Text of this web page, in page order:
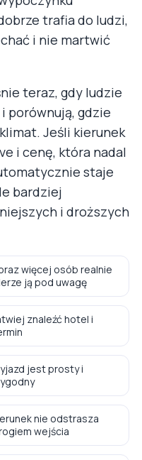
trafia do ludzi,
i nie martwić
teraz, gdy ludzie
porównują, gdzie
Jeśli kierunek
i cenę, która nadal
staje
bardziej
i droższych
więcej osób realnie
ją pod uwagę
znaleźć hotel i
jest prosty i
nie odstrasza
wejścia